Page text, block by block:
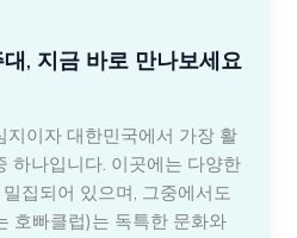
, 지금 바로 만나보세요
지이자 대한민국에서 가장 활
하나입니다. 이곳에는 다양한
집되어 있으며, 그중에서도
호빠클럽)는 독특한 문화와